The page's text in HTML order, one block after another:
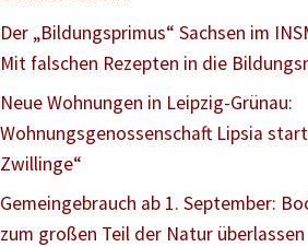
Der „Bildungsprimus“ Sachsen im
Mit falschen Rezepten in die
Neue Wohnungen in Leipzig-Grünau:
Wohnungsgenossenschaft Lipsia
Zwillinge“
Gemeingebrauch ab 1. September:
zum großen Teil der Natur überlassen